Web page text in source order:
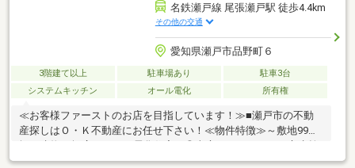
名鉄瀬戸線 尾張瀬戸駅 徒歩4.4km
その他の交通
愛知県瀬戸市品野町６
3階建て以上 駐車場あり
駐車3台
システムキッチン
オール電化 所有権
≪お客様ファーストのお店を目指しています！≫■瀬戸市の不動
産探しはＯ・Ｋ不動産にお任せ下さい！≪物件特徴≫～敷地99
完備（家庭菜園やBBQ、夏はプールも楽しめます♪◎広々とした18